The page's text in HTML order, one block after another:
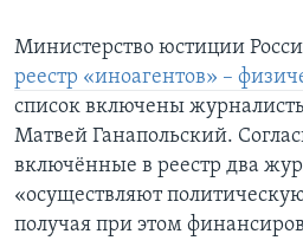
Министерство юстиции
реестр «иноагентов» –
список включены
Матвей Ганапольский.
включённые в реестр два
«осуществляют
получая при этом